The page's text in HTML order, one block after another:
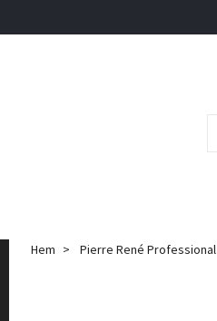
Hem Pierre René Professional